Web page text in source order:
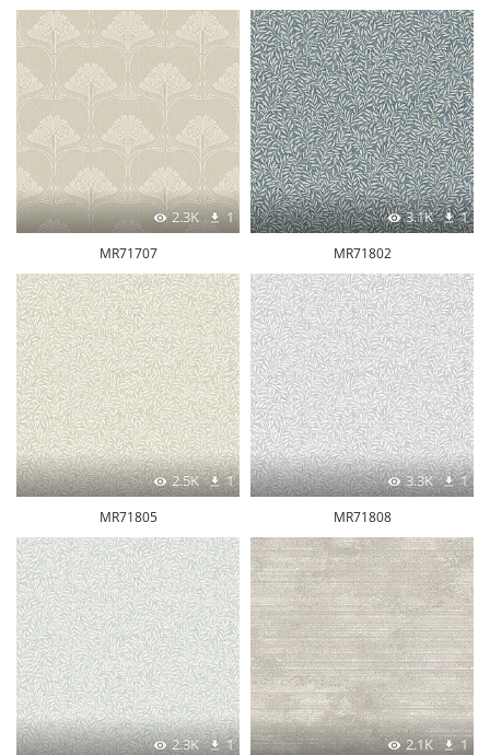
2.3K 1
MR71707
3.1K 1
MR71802
2.5K 1
MR71805
3.3K 1
MR71808
2.3K 1 2.1K 1